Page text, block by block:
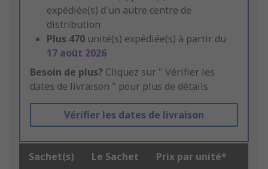
expédiée(s) d'un autre centre de
distribution
Plus 470 unité(s) expédiée(s) à partir du
17 août 2026
Besoin de plus? Cliquez sur " Vérifier les
dates de livraison " pour plus de détails
Vérifier les dates de livraison
Sachet(s) Le Sachet Prix par unité*